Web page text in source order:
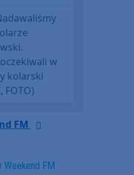
w
kolarski
FOTO)
FM
Weekend FM